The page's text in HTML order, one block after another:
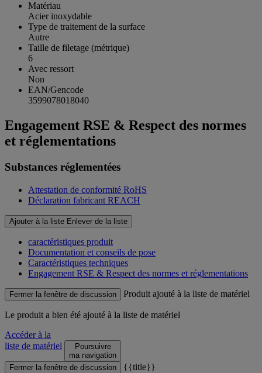
Matériau
Acier inoxydable
Type de traitement de la surface
Autre
Taille de filetage (métrique)
6
Avec ressort
Non
EAN/Gencode
3599078018040
Engagement RSE & Respect des normes
et réglementations
Substances réglementées
Attestation de conformité RoHS
Déclaration fabricant REACH
Ajouter à la liste Enlever de la liste
caractéristiques produit
Documentation et conseils de pose
Caractéristiques techniques
Engagement RSE & Respect des normes et réglementations
Fermer la fenêtre de discussion Produit ajouté à la liste de matériel
Le produit a bien été ajouté à la liste de matériel
Accéder à la
liste de matériel
Poursuivre
ma navigation
Fermer la fenêtre de discussion
{{title}}